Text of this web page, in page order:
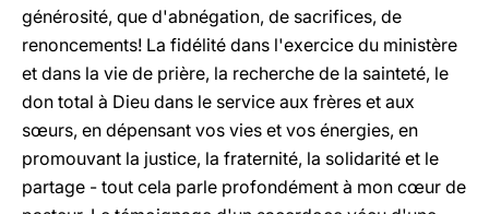
générosité, que d'abnégation, de sacrifices, de
renoncements! La fidélité dans l'exercice du ministère
et dans la vie de prière, la recherche de la sainteté, le
don total à Dieu dans le service aux frères et aux
sœurs, en dépensant vos vies et vos énergies, en
promouvant la justice, la fraternité, la solidarité et le
partage - tout cela parle profondément à mon cœur de